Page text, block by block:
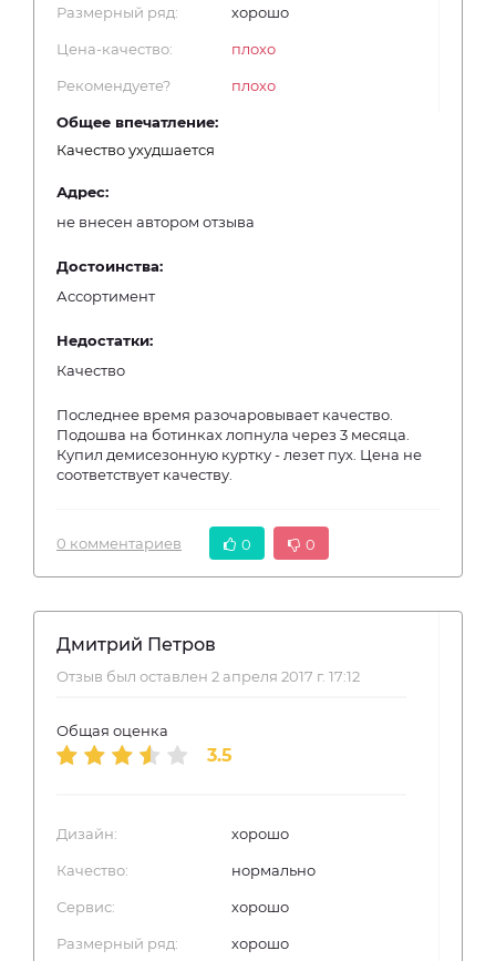
Размерный ряд: хорошо
Цена-качество: плохо
Рекомендуете? плохо
Общее впечатление:
Качество ухудшается
Адрес:
не внесен автором отзыва
Достоинства:
Ассортимент
Недостатки:
Качество
Последнее время разочаровывает качество.
Подошва на ботинках лопнула через 3 месяца.
Купил демисезонную куртку - лезет пух. Цена не
соответствует качеству.
0 комментариев 0 0
Дмитрий Петров
Отзыв был оставлен 2 апреля 2017 г. 17:12
Общая оценка
3.5
Дизайн: хорошо
Качество: нормально
Сервис: хорошо
Размерный ряд: хорошо